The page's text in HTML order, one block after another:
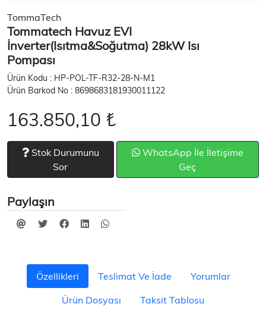
TommaTech
Tommatech Havuz EVI
İnverter(Isıtma&Soğutma) 28kW Isı
Pompası
Ürün Kodu : HP-POL-TF-R32-28-N-M1
Ürün Barkod No : 8698683181930011122
163.850,10 ₺
Stok Durumunu
Sor
WhatsApp İle İletişime
Geç
Paylaşın
Özellikleri Teslimat Ve İade
Yorumlar
Ürün Dosyası
Taksit Tablosu